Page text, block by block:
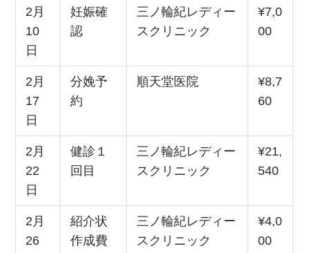
2月
10
日
妊娠確
認
三ノ輪紀レディー
スクリニック
¥7,0
00
2月
17
日
分娩予
約
順天堂医院
¥8,7
60
2月
22
日
健診１
回目
三ノ輪紀レディー
スクリニック
¥21,
540
2月
26
紹介状
作成費
三ノ輪紀レディー
スクリニック
¥4,0
00